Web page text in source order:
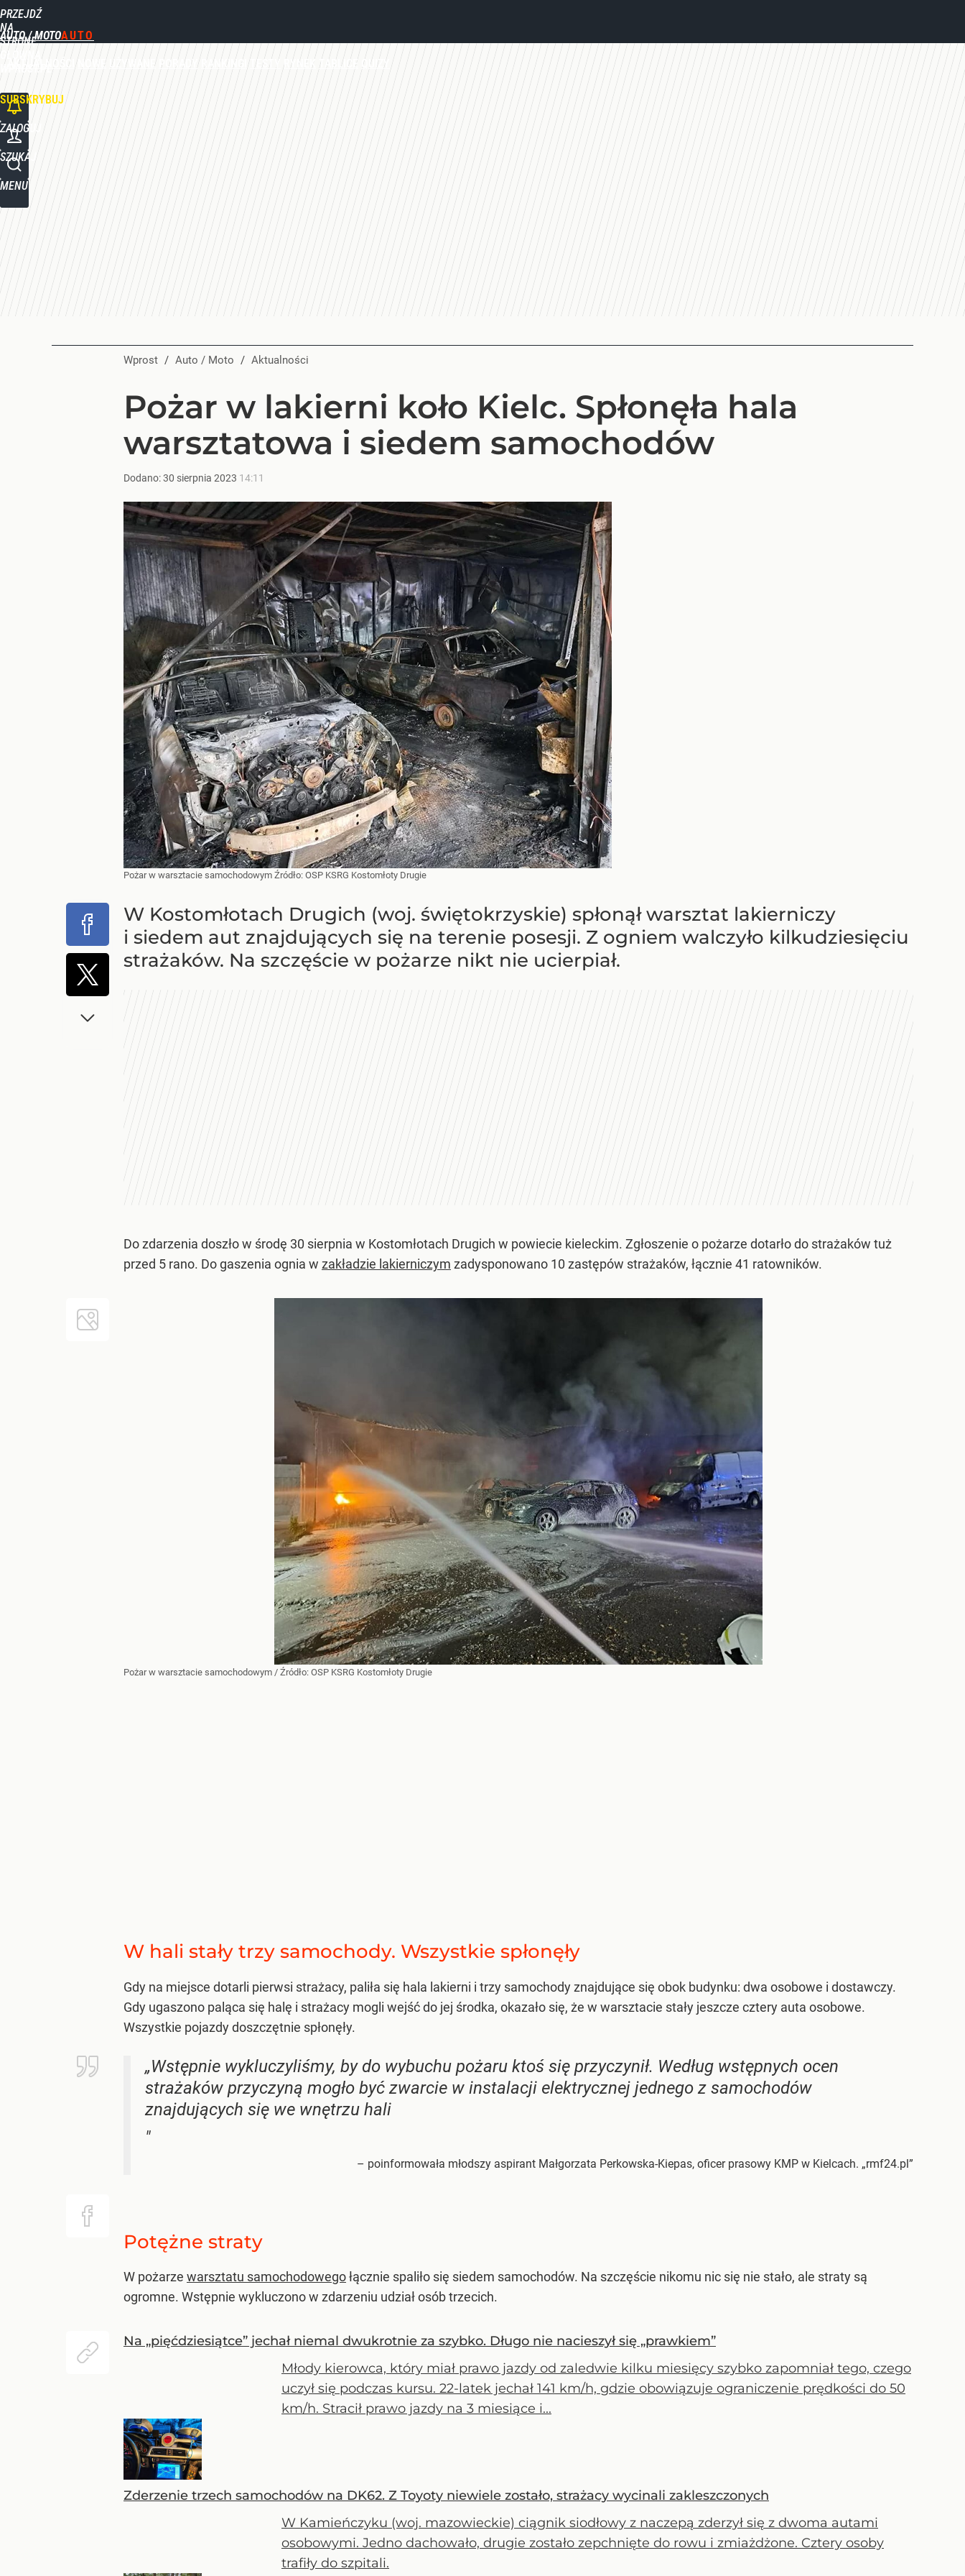
PRZEJDŹ
NA
STRONĘ
GŁÓWNĄ
WPROST.PL
AUTO / MOTO
AKTUALNOŚCI NOWE UŻYWANE PORADY RANKINGI TESTY RYNEK TABLICE QUIZY
SUBSKRYBUJ
ZALOGUJ
SZUKAJ
MENU
Wprost / Auto / Moto / Aktualności
Pożar w lakierni koło Kielc. Spłonęła hala
warsztatowa i siedem samochodów
Dodano:30 sierpnia 2023 14:11
Pożar w warsztacie samochodowym Źródło: OSP KSRG Kostomłoty Drugie
W Kostomłotach Drugich (woj. świętokrzyskie) spłonął warsztat lakierniczy
i siedem aut znajdujących się na terenie posesji. Z ogniem walczyło kilkudziesięciu
strażaków. Na szczęście w pożarze nikt nie ucierpiał.
Do zdarzenia doszło w środę 30 sierpnia w Kostomłotach Drugich w powiecie kieleckim. Zgłoszenie o pożarze dotarło do strażaków tuż
przed 5 rano. Do gaszenia ognia w zakładzie lakierniczym zadysponowano 10 zastępów strażaków, łącznie 41 ratowników.
Pożar w warsztacie samochodowym / Źródło: OSP KSRG Kostomłoty Drugie
W hali stały trzy samochody. Wszystkie spłonęły
Gdy na miejsce dotarli pierwsi strażacy, paliła się hala lakierni i trzy samochody znajdujące się obok budynku: dwa osobowe i dostawczy.
Gdy ugaszono paląca się halę i strażacy mogli wejść do jej środka, okazało się, że w warsztacie stały jeszcze cztery auta osobowe.
Wszystkie pojazdy doszczętnie spłonęły.
„Wstępnie wykluczyliśmy, by do wybuchu pożaru ktoś się przyczynił. Według wstępnych ocen
strażaków przyczyną mogło być zwarcie w instalacji elektrycznej jednego z samochodów
znajdujących się we wnętrzu hali
"
– poinformowała młodszy aspirant Małgorzata Perkowska-Kiepas, oficer prasowy KMP w Kielcach. „rmf24.pl”
Potężne straty
W pożarze warsztatu samochodowegołącznie spaliło się siedem samochodów. Na szczęście nikomu nic się nie stało, ale straty są
ogromne. Wstępnie wykluczono w zdarzeniu udział osób trzecich.
Na „pięćdziesiątce” jechał niemal dwukrotnie za szybko. Długo nie nacieszył się „prawkiem”
Młody kierowca, który miał prawo jazdy od zaledwie kilku miesięcy szybko zapomniał tego, czego
uczył się podczas kursu. 22-latek jechał 141 km/h, gdzie obowiązuje ograniczenie prędkości do 50
km/h. Stracił prawo jazdy na 3 miesiące i...
Zderzenie trzech samochodów na DK62. Z Toyoty niewiele zostało, strażacy wycinali zakleszczonych
W Kamieńczyku (woj. mazowieckie) ciągnik siodłowy z naczepą zderzył się z dwoma autami
osobowymi. Jedno dachowało, drugie zostało zepchnięte do rowu i zmiażdżone. Cztery osoby
trafiły do szpitali.